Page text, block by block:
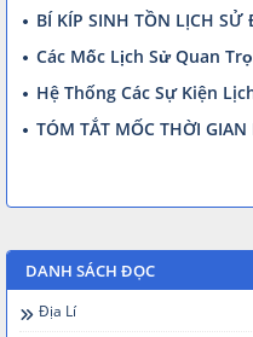
BÍ KÍP SINH TỒN LỊCH SỬ
Các Mốc Lịch Sử Quan
Hệ Thống Các Sự Kiện
TÓM TẮT MỐC THỜI
DANH SÁCH ĐỌC
Địa Lí